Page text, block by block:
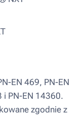
EN 469, PN-EN
i PN-EN 14360.
zgodnie z